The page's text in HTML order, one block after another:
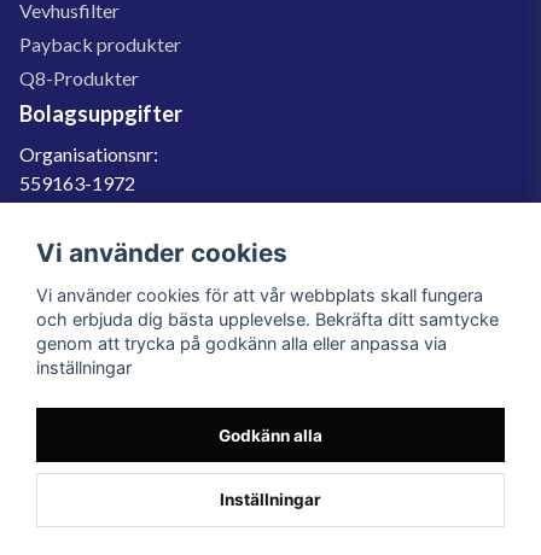
Vevhusfilter
Payback produkter
Q8-Produkter
Bolagsuppgifter
Organisationsnr:
559163-1972
SE559163197201
060-566 800
info@filter.se
559163-1972
© 2023 Filter.se, All rights reserved.
Vi använder cookies
Vi använder cookies för att vår webbplats skall fungera
och erbjuda dig bästa upplevelse. Bekräfta ditt samtycke
genom att trycka på godkänn alla eller anpassa via
inställningar
Godkänn alla
Inställningar